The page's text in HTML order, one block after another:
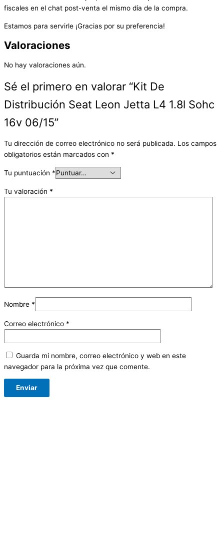
fiscales en el chat post-venta el mismo día de la compra.
Estamos para servirle ¡Gracias por su preferencia!
Valoraciones
No hay valoraciones aún.
Sé el primero en valorar “Kit De
Distribución Seat Leon Jetta L4 1.8l Sohc
16v 06/15”
Tu dirección de correo electrónico no será publicada. Los campos
obligatorios están marcados con *
Tu puntuación *
Tu valoración *
Nombre *
Correo electrónico *
Guarda mi nombre, correo electrónico y web en este
navegador para la próxima vez que comente.